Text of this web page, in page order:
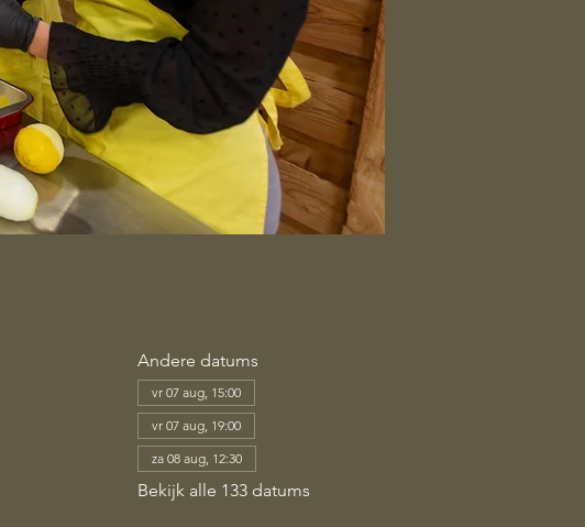
Andere datums
vr 07 aug, 15:00
vr 07 aug, 19:00
za 08 aug, 12:30
Bekijk alle 133 datums